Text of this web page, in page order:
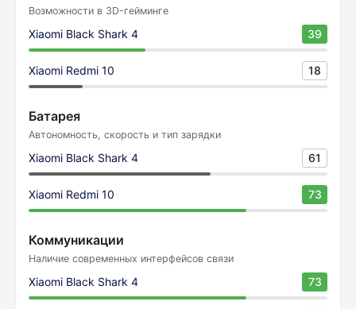
Возможности в 3D-гейминге
Xiaomi Black Shark 4 39
Xiaomi Redmi 10 18
Батарея
Автономность, скорость и тип зарядки
Xiaomi Black Shark 4 61
Xiaomi Redmi 10 73
Коммуникации
Наличие современных интерфейсов связи
Xiaomi Black Shark 4 73